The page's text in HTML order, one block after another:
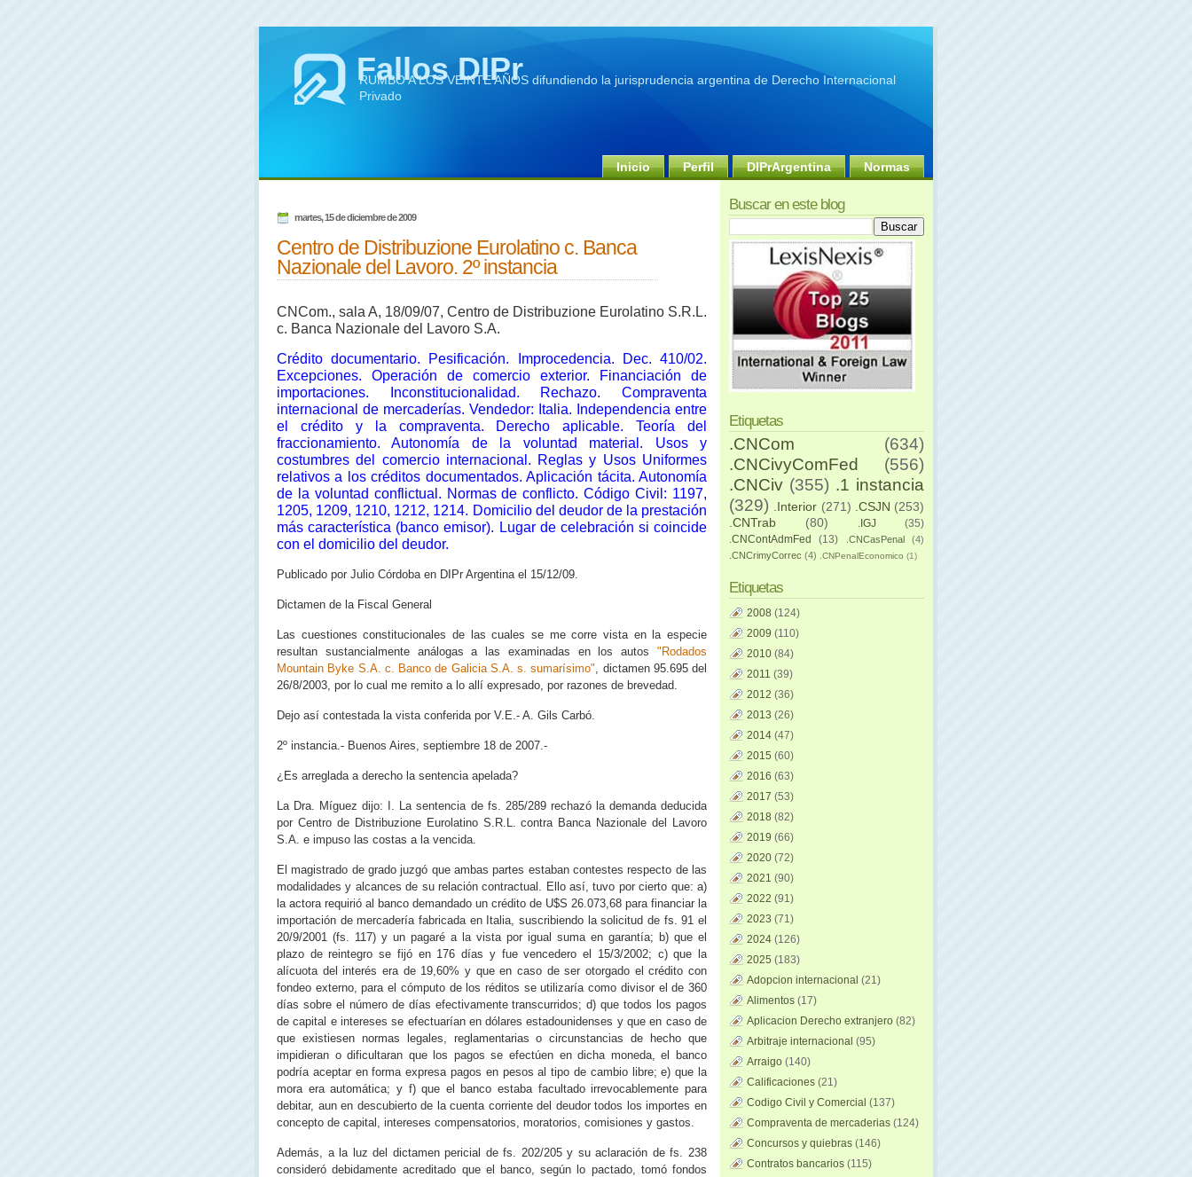
Fallos DIPr
RUMBO A LOS VEINTE AÑOS difundiendo la jurisprudencia argentina de Derecho Internacional
Privado
Inicio Perfil DIPrArgentina Normas
martes, 15 de diciembre de 2009
Centro de Distribuzione Eurolatino c. Banca
Nazionale del Lavoro. 2º instancia
CNCom., sala A, 18/09/07, Centro de Distribuzione Eurolatino S.R.L.
c. Banca Nazionale del Lavoro S.A.
Crédito documentario. Pesificación. Improcedencia. Dec. 410/02.
Excepciones. Operación de comercio exterior. Financiación de
importaciones. Inconstitucionalidad. Rechazo. Compraventa
internacional de mercaderías. Vendedor: Italia. Independencia entre
el crédito y la compraventa. Derecho aplicable. Teoría del
fraccionamiento. Autonomía de la voluntad material. Usos y
costumbres del comercio internacional. Reglas y Usos Uniformes
relativos a los créditos documentados. Aplicación tácita. Autonomía
de la voluntad conflictual. Normas de conflicto. Código Civil: 1197,
1205, 1209, 1210, 1212, 1214. Domicilio del deudor de la prestación
más característica (banco emisor). Lugar de celebración si coincide
con el domicilio del deudor.
Publicado por Julio Córdoba en DIPr Argentina el 15/12/09.
Dictamen de la Fiscal General
Las cuestiones constitucionales de las cuales se me corre vista en la especie
resultan sustancialmente análogas a las examinadas en los autos "Rodados
Mountain Byke S.A. c. Banco de Galicia S.A. s. sumarísimo", dictamen 95.695 del
26/8/2003, por lo cual me remito a lo allí expresado, por razones de brevedad.
Dejo así contestada la vista conferida por V.E.‑ A. Gils Carbó.
2º instancia.‑ Buenos Aires, septiembre 18 de 2007.-
¿Es arreglada a derecho la sentencia apelada?
La Dra. Míguez dijo: I. La sentencia de fs. 285/289 rechazó la demanda deducida
por Centro de Distribuzione Eurolatino S.R.L. contra Banca Nazionale del Lavoro
S.A. e impuso las costas a la vencida.
El magistrado de grado juzgó que ambas partes estaban contestes respecto de las
modalidades y alcances de su relación contractual. Ello así, tuvo por cierto que: a)
la actora requirió al banco demandado un crédito de U$S 26.073,68 para financiar la
importación de mercadería fabricada en Italia, suscribiendo la solicitud de fs. 91 el
20/9/2001 (fs. 117) y un pagaré a la vista por igual suma en garantía; b) que el
plazo de reintegro se fijó en 176 días y fue vencedero el 15/3/2002; c) que la
alícuota del interés era de 19,60% y que en caso de ser otorgado el crédito con
fondeo externo, para el cómputo de los réditos se utilizaría como divisor el de 360
días sobre el número de días efectivamente transcurridos; d) que todos los pagos
de capital e intereses se efectuarían en dólares estadounidenses y que en caso de
que existiesen normas legales, reglamentarias o circunstancias de hecho que
impidieran o dificultaran que los pagos se efectúen en dicha moneda, el banco
podría aceptar en forma expresa pagos en pesos al tipo de cambio libre; e) que la
mora era automática; y f) que el banco estaba facultado irrevocablemente para
debitar, aun en descubierto de la cuenta corriente del deudor todos los importes en
concepto de capital, intereses compensatorios, moratorios, comisiones y gastos.
Además, a la luz del dictamen pericial de fs. 202/205 y su aclaración de fs. 238
consideró debidamente acreditado que el banco, según lo pactado, tomó fondos
Buscar en este blog
Etiquetas
.CNCom
(634)
.CNCivyComFed
(556)
.CNCiv (355) .1 instancia
(329)
.Interior (271) .CSJN (253)
.CNTrab
(80) .IGJ
(35)
.CNContAdmFed
(13) .CNCasPenal
(4)
.CNCrimyCorrec (4) .CNPenalEconomico (1)
Etiquetas
2008 (124)
2009 (110)
2010 (84)
2011 (39)
2012 (36)
2013 (26)
2014 (47)
2015 (60)
2016 (63)
2017 (53)
2018 (82)
2019 (66)
2020 (72)
2021 (90)
2022 (91)
2023 (71)
2024 (126)
2025 (183)
Adopcion internacional (21)
Alimentos (17)
Aplicacion Derecho extranjero (82)
Arbitraje internacional (95)
Arraigo (140)
Calificaciones (21)
Codigo Civil y Comercial (137)
Compraventa de mercaderias (124)
Concursos y quiebras (146)
Contratos bancarios (115)